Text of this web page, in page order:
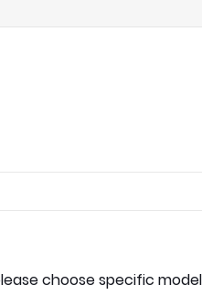
choose specific